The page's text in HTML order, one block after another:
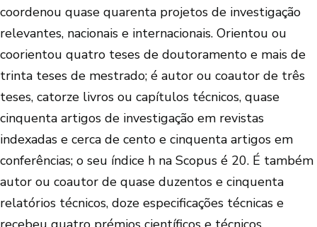
coordenou quase quarenta projetos de investigação
relevantes, nacionais e internacionais. Orientou ou
coorientou quatro teses de doutoramento e mais de
trinta teses de mestrado; é autor ou coautor de três
teses, catorze livros ou capítulos técnicos, quase
cinquenta artigos de investigação em revistas
indexadas e cerca de cento e cinquenta artigos em
conferências; o seu índice h na Scopus é 20. É também
autor ou coautor de quase duzentos e cinquenta
relatórios técnicos, doze especificações técnicas e